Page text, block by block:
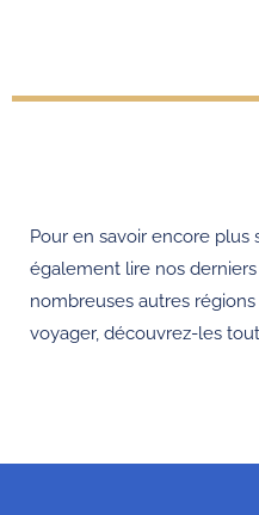
Pour en savoir encore plus
également lire nos
nombreuses autres
voyager, découvrez-les